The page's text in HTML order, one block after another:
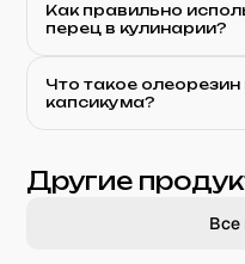
Как правильно
перец в кулинарии?
Что такое олеорезин
капсикума?
Другие
Все